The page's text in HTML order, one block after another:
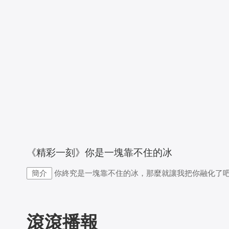
《精彩一刻》你是一塊靠不住的冰
簡介 你終究是一塊靠不住的冰，那麼就讓我把你融化了
滾滾播報